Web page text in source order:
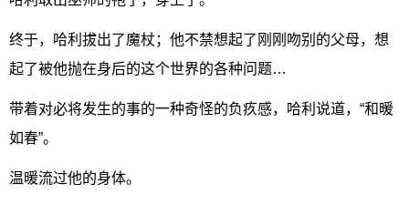
终于，哈利拔出了魔杖；他不禁想起了刚刚吻别的父母，想
起了被他抛在身后的这个世界的各种问题…
带着对必将发生的事的一种奇怪的负疚感，哈利说道，“和暖
如春”。
温暖流过他的身体。